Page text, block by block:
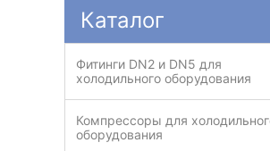
Каталог
Фитинги DN2 и DN5 для
холодильного оборудования
Компрессоры для
оборудования